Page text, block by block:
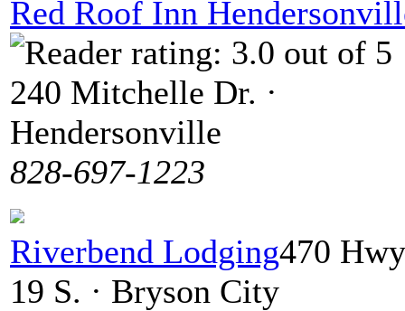
Red Roof Inn
240 Mitchelle Dr. ·
Hendersonville
828-697-1223
Riverbend Lodging470
19 S. · Bryson City